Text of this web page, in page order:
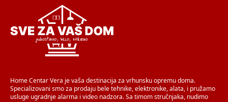
Home Centar Vera je vaša destinacija za vrhunsku opremu doma.
Specializovani smo za prodaju bele tehnike, elektronike, alata, i pružamo
usluge ugradnje alarma i video nadzora. Sa timom stručnjaka, nudimo